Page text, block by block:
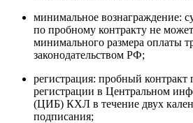
минимальное вознаграждение:
по пробному контракту не
минимального размера оплаты
законодательством РФ;
регистрация: пробный контракт
регистрации в Центральном
(ЦИБ) КХЛ в течение двух
подписания;